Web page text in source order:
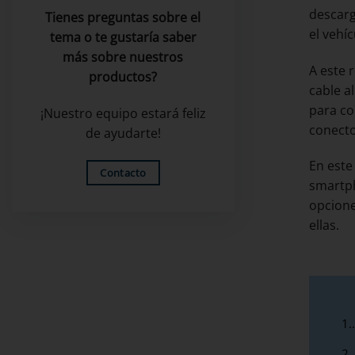
Tienes preguntas sobre el
tema o te gustaría saber
más sobre nuestros
productos?
¡Nuestro equipo estará feliz
de ayudarte!
Contacto
el
A este
cable
para
En
ellas.
1.